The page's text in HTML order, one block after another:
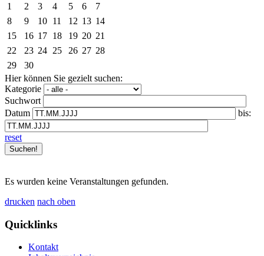
1
2 3 4 5 6
7
8
9 10 11 12 13 14
15
16 17 18 19 20 21
22
23 24 25 26 27 28
29
30
Hier können Sie gezielt suchen:
Kategorie
Suchwort
Datum
bis:
reset
Es wurden keine Veranstaltungen gefunden.
drucken nach oben
Quicklinks
Kontakt